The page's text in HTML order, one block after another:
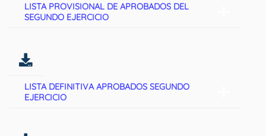
LISTA PROVISIONAL DE APROBADOS DEL
SEGUNDO EJERCICIO
LISTA DEFINITIVA APROBADOS SEGUNDO
EJERCICIO